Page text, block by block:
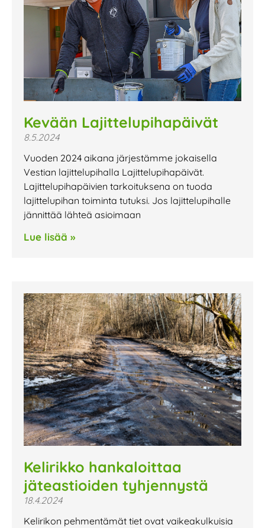
Kevään Lajittelupihapäivät
8.5.2024
Vuoden 2024 aikana järjestämme jokaisella
Vestian lajittelupihalla Lajittelupihapäivät.
Lajittelupihapäivien tarkoituksena on tuoda
lajittelupihan toiminta tutuksi. Jos lajittelupihalle
jännittää lähteä asioimaan
Lue lisää »
Kelirikko hankaloittaa
jäteastioiden tyhjennystä
18.4.2024
Kelirikon pehmentämät tiet ovat vaikeakulkuisia